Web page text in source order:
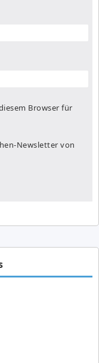
Browser für
Newsletter von